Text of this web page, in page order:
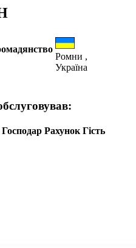
Ромни ,
Україна
Господар Рахунок Гість